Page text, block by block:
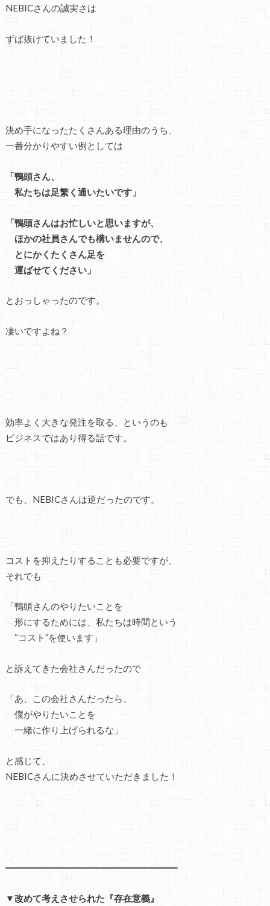
NEBICさんの誠実さは
ずば抜けていました！
決め手になったたくさんある理由のうち、
一番分かりやすい例としては
「鴨頭さん、
私たちは足繁く通いたいです」
「鴨頭さんはお忙しいと思いますが、
ほかの社員さんでも構いませんので、
とにかくたくさん足を
運ばせてください」
とおっしゃったのです。
凄いですよね？
効率よく大きな発注を取る、というのも
ビジネスではあり得る話です。
でも、NEBICさんは逆だったのです。
コストを抑えたりすることも必要ですが、
それでも
「鴨頭さんのやりたいことを
形にするためには、私たちは時間という
“コスト”を使います」
と訴えてきた会社さんだったので
「あ、この会社さんだったら、
僕がやりたいことを
一緒に作り上げられるな」
と感じて、
NEBICさんに決めさせていただきました！
━━━━━━━━━━━━━━━━━━━
▼改めて考えさせられた『存在意義』